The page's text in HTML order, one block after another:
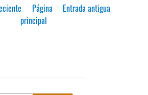
Entrada antigua
Página
principal